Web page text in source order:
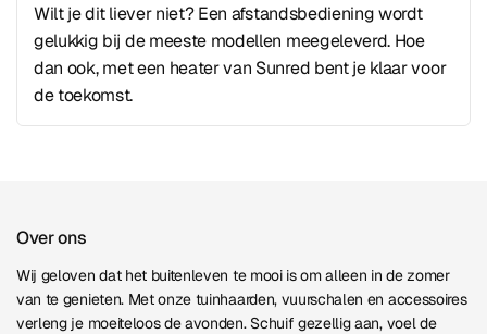
Wilt je dit liever niet? Een afstandsbediening wordt
gelukkig bij de meeste modellen meegeleverd. Hoe
dan ook, met een heater van Sunred bent je klaar voor
de toekomst.
Over ons
Wij geloven dat het buitenleven te mooi is om alleen in de zomer
van te genieten. Met onze tuinhaarden, vuurschalen en accessoires
verleng je moeiteloos de avonden. Schuif gezellig aan, voel de